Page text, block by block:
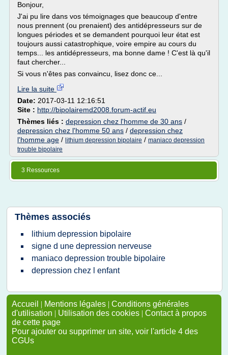
Bonjour,
J'ai pu lire dans vos témoignages que beaucoup d'entre
nous prennent (ou prenaient) des antidépresseurs sur de
longues périodes et se demandent pourquoi leur état est
toujours aussi catastrophique, voire empire au cours du
temps... les antidépresseurs, ma bonne dame ! C'est là qu'il
faut chercher...
Si vous n'êtes pas convaincu, lisez donc ce...
Lire la suite
Date: 2017-03-11 12:16:51
Site : http://bipolairemd2008.forum-actif.eu
Thèmes liés : depression chez l'homme de 30 ans /
depression chez l'homme 50 ans / depression chez
l'homme age / lithium depression bipolaire / maniaco depression
trouble bipolaire
3 Ressources
Thèmes associés
lithium depression bipolaire
signe d une depression nerveuse
maniaco depression trouble bipolaire
depression chez l enfant
Accueil | Mentions légales | Conditions générales
d'utilisation | Utilisation des cookies | Contact à propos
de cette page
Pour ajouter ou supprimer un site, voir l'article 4 des
CGUs